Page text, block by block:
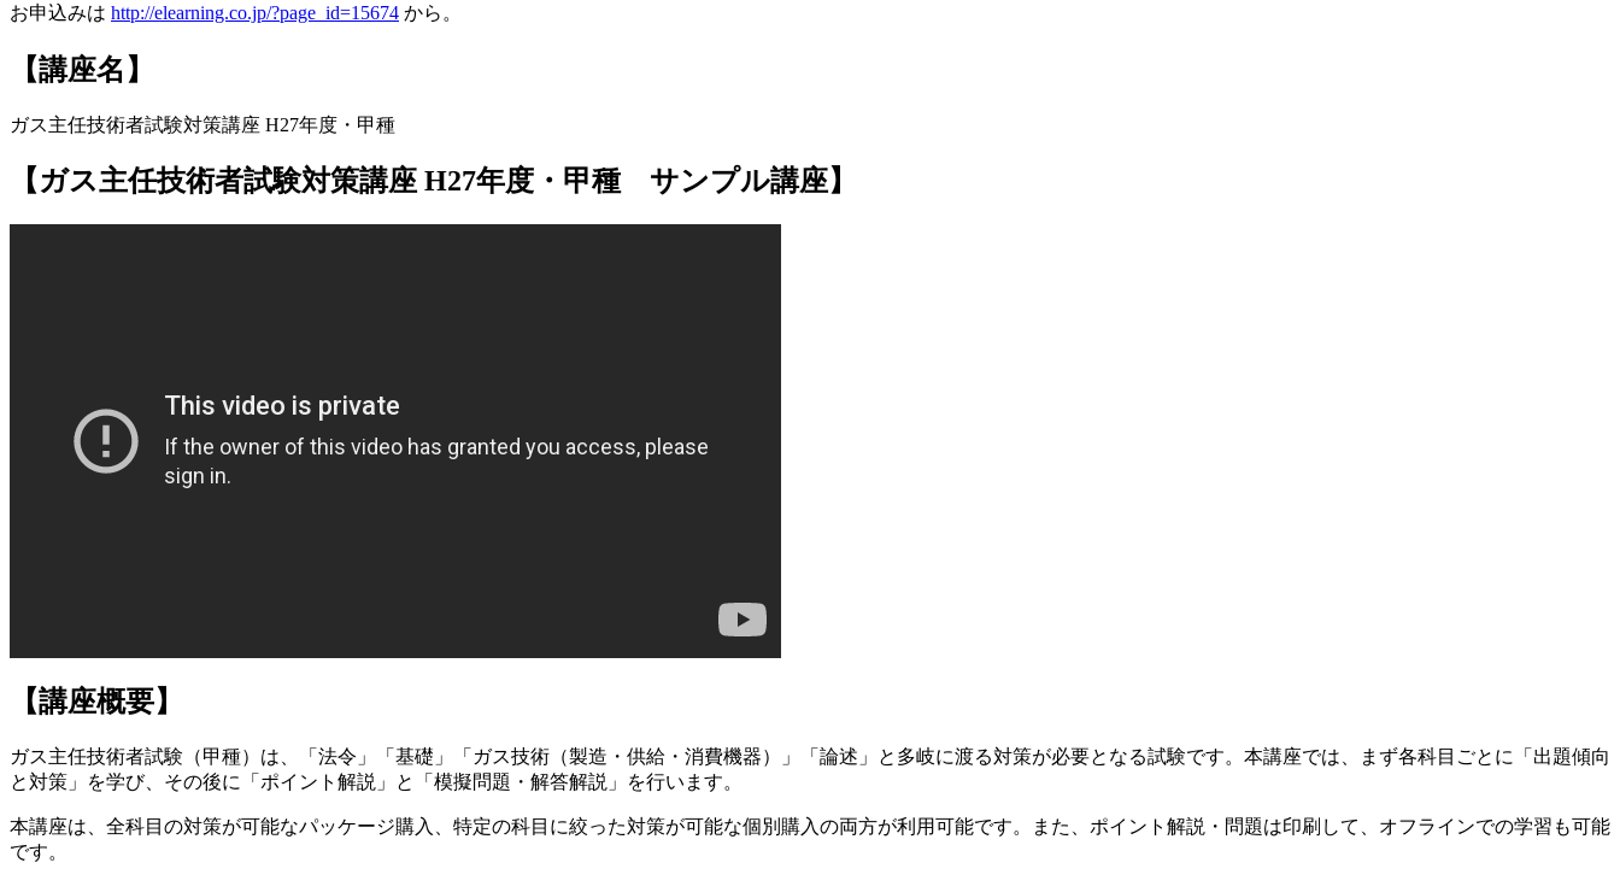
お申込みは http://elearning.co.jp/?page_id=15674 から。
【講座名】
ガス主任技術者試験対策講座 H27年度・甲種
【ガス主任技術者試験対策講座 H27年度・甲種 サンプル講座】
【講座概要】
ガス主任技術者試験（甲種）は、「法令」「基礎」「ガス技術（製造・供給・消費機器）」「論述」と多岐に渡る対策が必要となる試験です。本講座では、まず各科目ごとに「出題傾向
と対策」を学び、その後に「ポイント解説」と「模擬問題・解答解説」を行います。
本講座は、全科目の対策が可能なパッケージ購入、特定の科目に絞った対策が可能な個別購入の両方が利用可能です。また、ポイント解説・問題は印刷して、オフラインでの学習も可能
です。